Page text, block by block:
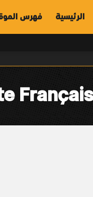
الرئيسية فهرس